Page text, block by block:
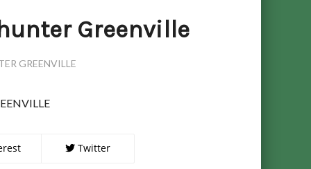
Greenville
GREENVILLE
Twitter